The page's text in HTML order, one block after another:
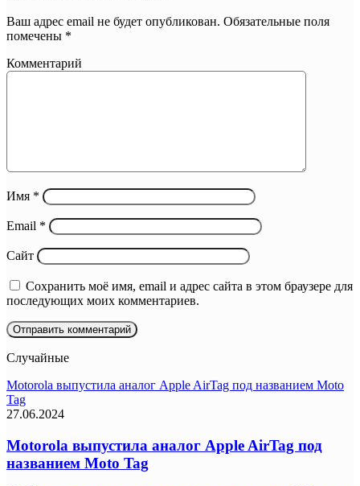
Ваш адрес email не будет опубликован. Обязательные поля
помечены *
Комментарий
Имя *
Email *
Сайт
Сохранить моё имя, email и адрес сайта в этом браузере для
последующих моих комментариев.
Случайные
Motorola выпустила аналог Apple AirTag под названием Moto
Tag
27.06.2024
Motorola выпустила аналог Apple AirTag под
названием Moto Tag